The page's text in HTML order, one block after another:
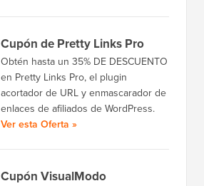
Cupón de Pretty Links Pro
Obtén hasta un 35% DE DESCUENTO
en Pretty Links Pro, el plugin
acortador de URL y enmascarador de
enlaces de afiliados de WordPress.
Ver esta Oferta »
Cupón VisualModo